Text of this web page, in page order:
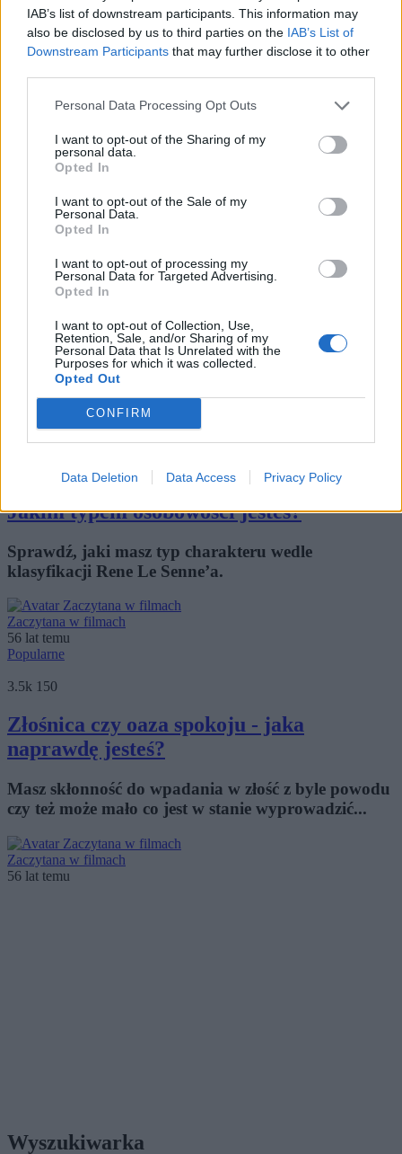
IAB’s list of downstream participants. This information may
also be disclosed by us to third parties on the IAB’s List of
Downstream Participants that may further disclose it to other
Personal Data Processing Opt Outs
I want to opt-out of the Sharing of my
personal data.
Opted In
I want to opt-out of the Sale of my
Personal Data.
Opted In
I want to opt-out of processing my
Personal Data for Targeted Advertising.
Opted In
I want to opt-out of Collection, Use,
Retention, Sale, and/or Sharing of my
Personal Data that Is Unrelated with the
Purposes for which it was collected.
Opted Out
CONFIRM
Data Deletion Data Access Privacy Policy
56 lat temu
1.2k 48
Ile razy się zakochasz?
sprawdzić!
Out Of The Box
56 lat temu
Popularne
147
Jakim typem człowieka jesteś?
Gdyby spróbować opisać Twój charakter za pomocą
jednej, wybijającej się na pierwszy plan cechy....
56 lat temu
Popularne
Jakim typem osobowości jesteś?
Sprawdź, jaki masz typ charakteru wedle
klasyfikacji Rene Le Senne’a.
Zaczytana w filmach
56 lat temu
Popularne
3.5k 150
Złośnica czy oaza spokoju - jaka
naprawdę jesteś?
Masz skłonność do wpadania w złość z byle powodu
czy też może mało co jest w stanie wyprowadzić...
Zaczytana w filmach
56 lat temu
Wyszukiwarka